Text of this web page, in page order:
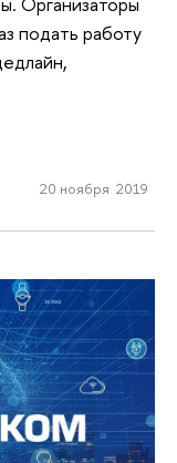
подать работу
20 ноября 2019